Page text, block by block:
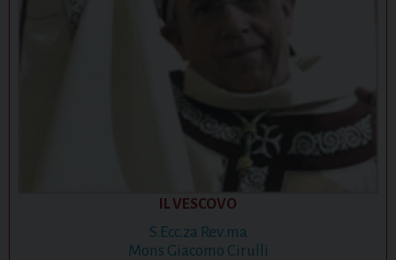
IL VESCOVO
S.Ecc.za Rev.ma
Mons Giacomo Cirulli